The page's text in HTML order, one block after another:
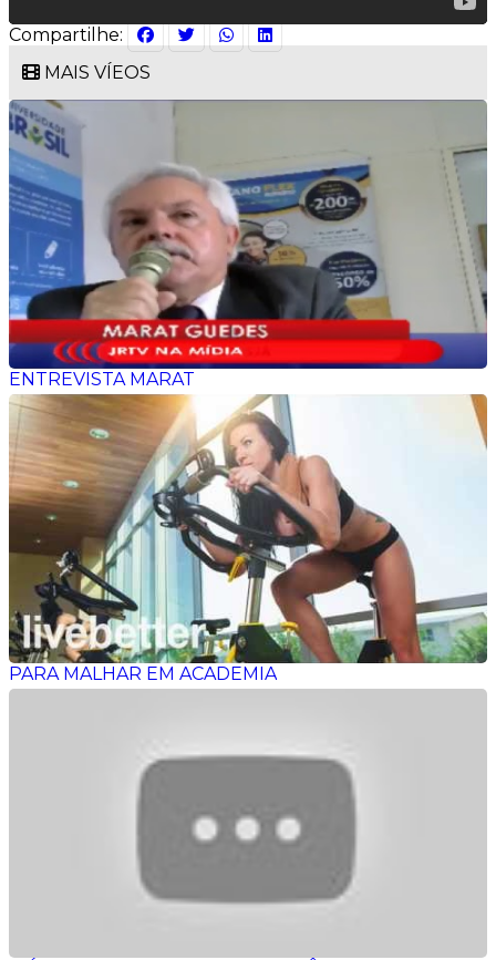
Compartilhe:
MAIS VÍEOS
ENTREVISTA MARAT
PARA MALHAR EM ACADEMIA